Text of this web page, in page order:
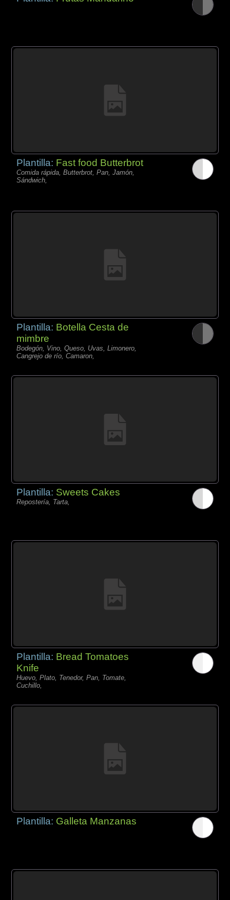
Plantilla: Fast food Butterbrot
Comida rápida, Butterbrot, Pan, Jamón,
Sándwich,
Plantilla: Botella Cesta de
mimbre
Bodegón, Vino, Queso, Uvas, Limonero,
Cangrejo de río, Camaron,
Plantilla: Sweets Cakes
Repostería, Tarta,
Plantilla: Bread Tomatoes
Knife
Huevo, Plato, Tenedor, Pan, Tomate,
Cuchillo,
Plantilla: Galleta Manzanas